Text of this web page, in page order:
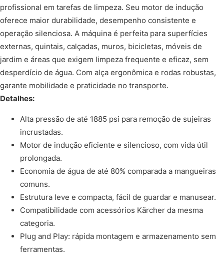
profissional em tarefas de limpeza. Seu motor de indução
oferece maior durabilidade, desempenho consistente e
operação silenciosa. A máquina é perfeita para superfícies
externas, quintais, calçadas, muros, bicicletas, móveis de
jardim e áreas que exigem limpeza frequente e eficaz, sem
desperdício de água. Com alça ergonômica e rodas robustas,
garante mobilidade e praticidade no transporte.
Detalhes:
Alta pressão de até 1885 psi para remoção de sujeiras
incrustadas.
Motor de indução eficiente e silencioso, com vida útil
prolongada.
Economia de água de até 80% comparada a mangueiras
comuns.
Estrutura leve e compacta, fácil de guardar e manusear.
Compatibilidade com acessórios Kärcher da mesma
categoria.
Plug and Play: rápida montagem e armazenamento sem
ferramentas.